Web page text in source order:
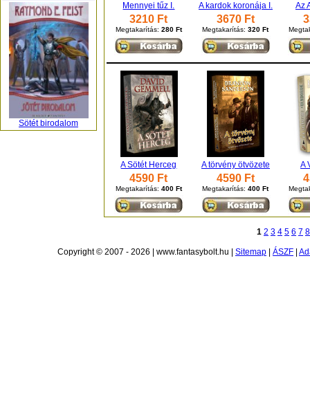
Sötét birodalom
Mennyei tűz I. A kardok koronája I. Az
3210 Ft
Megtakarítás: 280 Ft
3670 Ft
Megtakarítás:320 Ft
A Sötét Herceg A törvény ötvözete A
4590 Ft
Megtakarítás: 400 Ft
4590 Ft
Megtakarítás:400 Ft
1 2 3 4 5 6 7 8
Copyright © 2007 - 2026 | www.fantasybolt.hu | Sitemap ÁSZF